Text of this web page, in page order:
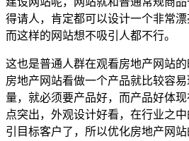
得请人，肯定都可以设计一个非常漂
而这样的网站想不吸引人都不行。
这也是普通人群在观看房地产网站
房地产网站看做一个产品就比较容
量，就必须要产品好，而产品好体
点突出，外观设计好看，在行业之
引目标客户了，所以优化房地产网